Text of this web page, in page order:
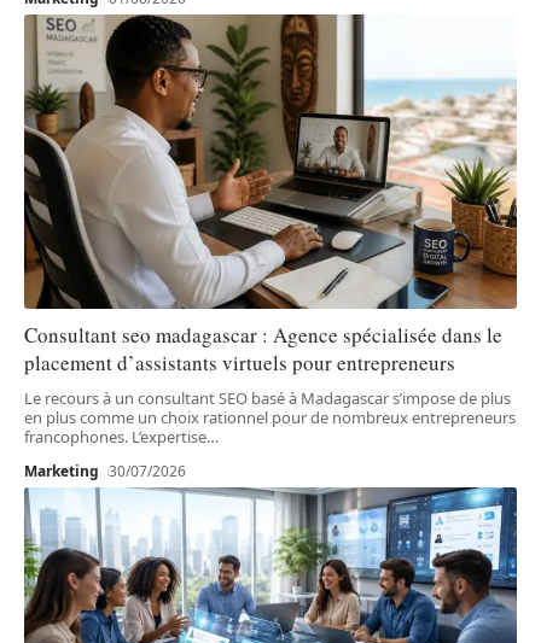
Consultant seo madagascar : Agence spécialisée dans le
placement d’assistants virtuels pour entrepreneurs
Le recours à un consultant SEO basé à Madagascar s’impose de plus
en plus comme un choix rationnel pour de nombreux entrepreneurs
francophones. L’expertise…
Marketing 30/07/2026